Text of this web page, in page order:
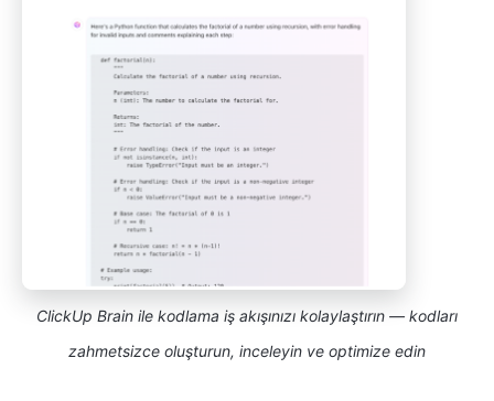
ClickUp Brain ile kodlama iş akışınızı kolaylaştırın — kodları
zahmetsizce oluşturun, inceleyin ve optimize edin